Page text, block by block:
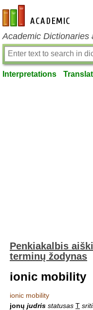
en-academic.com
Academic Dictionaries
Interpretations
Penkiakalbis
terminų žodynas
ionic mobility
ionic mobility
jonų judris statusas T